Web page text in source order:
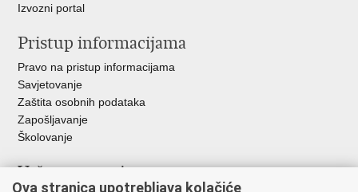
Izvozni portal
Pristup informacijama
Pravo na pristup informacijama
Savjetovanje
Zaštita osobnih podataka
Zapošljavanje
Školovanje
Važne poveznice
Ova stranica upotrebljava kolačiće